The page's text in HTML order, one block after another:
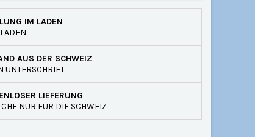
IM LADEN
AUS DER SCHWEIZ
UNTERSCHRIFT
LIEFERUNG
NUR FÜR DIE SCHWEIZ